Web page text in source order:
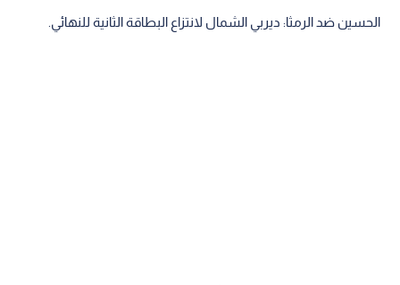
الحسين ضد الرمثا: ديربي الشمال لانتزاع البطاقة الثانية للنهائي.